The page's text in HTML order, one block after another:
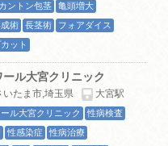
カントン包茎
亀頭増大
術 長茎術
フォアダイス
ット
ール大宮クリニック
いたま市,埼玉県 大宮駅
ール大宮クリニック
性病検査
性感染症
性病治療